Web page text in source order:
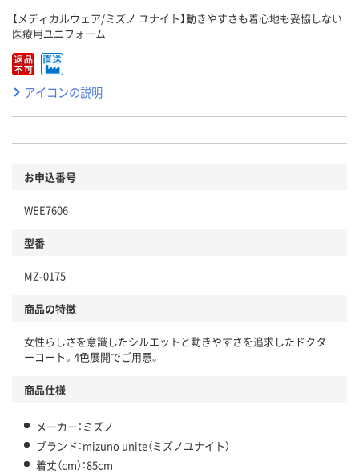
【メディカルウェア/ミズノ ユナイト】動きやすさも着心地も妥協しない
医療用ユニフォーム
アイコンの説明
お申込番号
WEE7606
型番
MZ-0175
商品の特徴
女性らしさを意識したシルエットと動きやすさを追求したドクタ
ーコート。4色展開でご用意。
商品仕様
メーカー：ミズノ
ブランド：mizuno unite（ミズノユナイト）
着丈（cm）：85cm